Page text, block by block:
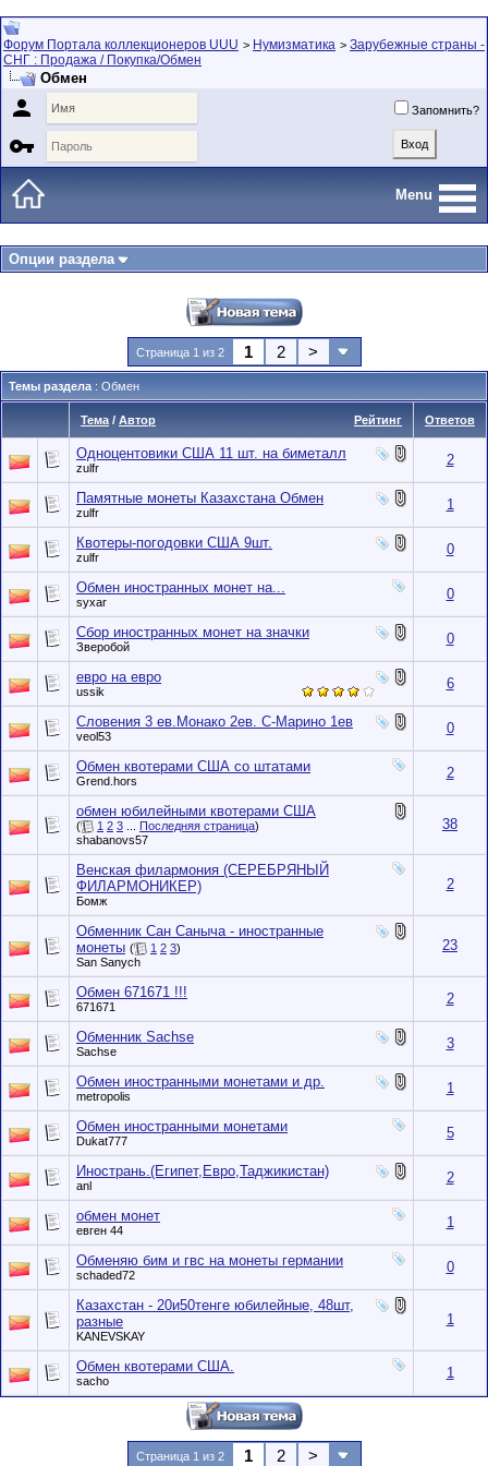
Форум Портала коллекционеров UUU > Нумизматика > Зарубежные страны -
СНГ : Продажа / Покупка/Обмен
Обмен
 Запомнить?

Menu
Опции раздела
Страница 1 из 2 1 2 >
Темы раздела : Обмен
Рейтинг
Тема / Автор Ответов
Одноцентовики США 11 шт. на биметалл
zulfr 2
Памятные монеты Казахстана Обмен
zulfr 1
Квотеры-погодовки США 9шт.
zulfr 0
Обмен иностранных монет на...
syxar 0
Сбор иностранных монет на значки
Зверобой 0
евро на евро
ussik 6
Словения 3 ев.Монако 2ев. С-Марино 1ев
veol53 0
Обмен квотерами США со штатами
Grend.hors 2
обмен юбилейными квотерами США
( 1 2 3 Последняя страница)
shabanovs57
38
Венская филармония (СЕРЕБРЯНЫЙ
ФИЛАРМОНИКЕР)
Бомж
2
Обменник Сан Саныча - иностранные
монеты ( 1 2 3)
San Sanych
23
Обмен 671671 !!!
671671 2
Обменник Sachse
Sachse 3
Обмен иностранными монетами и др.
metropolis 1
Обмен иностранными монетами
Dukat777 5
Инострань.(Египет,Евро,Таджикистан)
anl 2
обмен монет
евген 44 1
Обменяю бим и гвc на монеты германии
schaded72 0
Казахстан - 20и50тенге юбилейные, 48шт,
разные
KANEVSKAY
1
Обмен квотерами США.
sacho 1
Страница 1 из 2 1 2 >